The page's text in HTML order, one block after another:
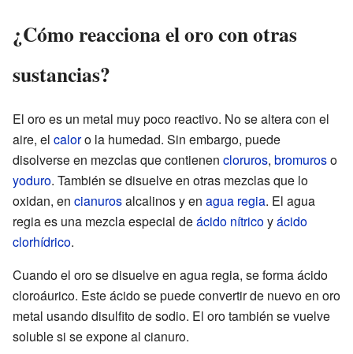
¿Cómo reacciona el oro con otras
sustancias?
El oro es un metal muy poco reactivo. No se altera con el
aire, el caloro la humedad. Sin embargo, puede
disolverse en mezclas que contienen cloruros, bromuroso
yoduro. También se disuelve en otras mezclas que lo
oxidan, en cianurosalcalinos y en agua regia. El agua
regia es una mezcla especial deácido nítricoyácido
clorhídrico.
Cuando el oro se disuelve en agua regia, se forma ácido
cloroáurico. Este ácido se puede convertir de nuevo en oro
metal usando disulfito de sodio. El oro también se vuelve
soluble si se expone al cianuro.